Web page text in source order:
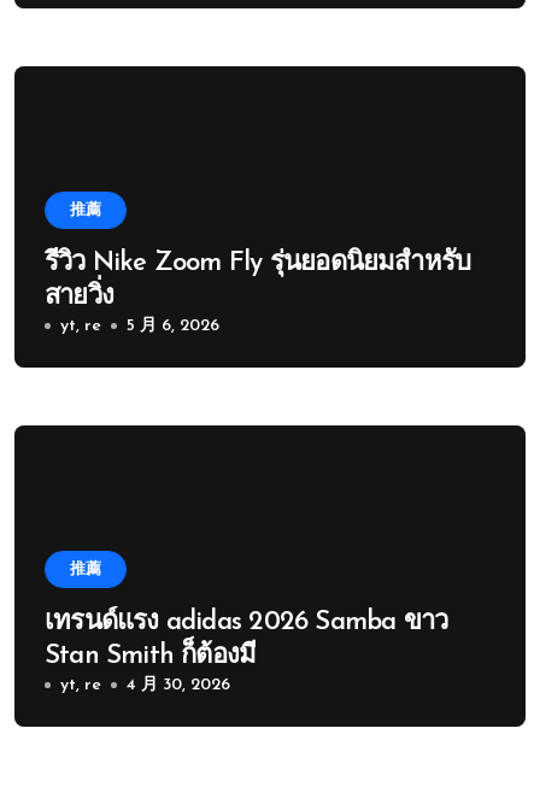
推薦
รีวิว Nike Zoom Fly รุ่นยอดนิยมสำหรับ
สายวิ่ง
yt, re 5 月 6, 2026
推薦
เทรนด์แรง adidas 2026 Samba ขาว
Stan Smith ก็ต้องมี
yt, re 4 月 30, 2026